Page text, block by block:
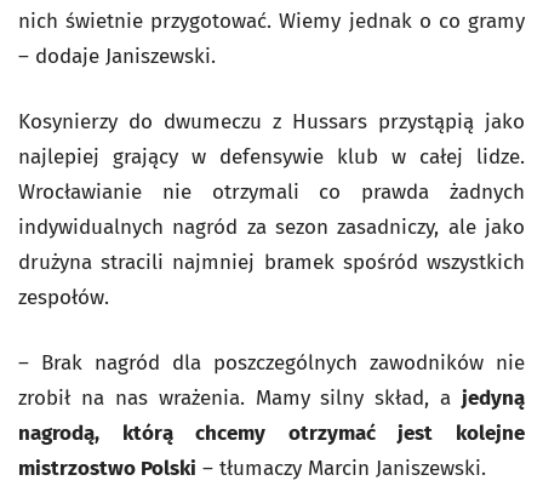
nich świetnie przygotować. Wiemy jednak o co gramy
– dodaje Janiszewski.
Kosynierzy do dwumeczu z Hussars przystąpią jako
najlepiej grający w defensywie klub w całej lidze.
Wrocławianie nie otrzymali co prawda żadnych
indywidualnych nagród za sezon zasadniczy, ale jako
drużyna stracili najmniej bramek spośród wszystkich
zespołów.
– Brak nagród dla poszczególnych zawodników nie
zrobił na nas wrażenia. Mamy silny skład, a jedyną
nagrodą, którą chcemy otrzymać jest kolejne
mistrzostwo Polski – tłumaczy Marcin Janiszewski.